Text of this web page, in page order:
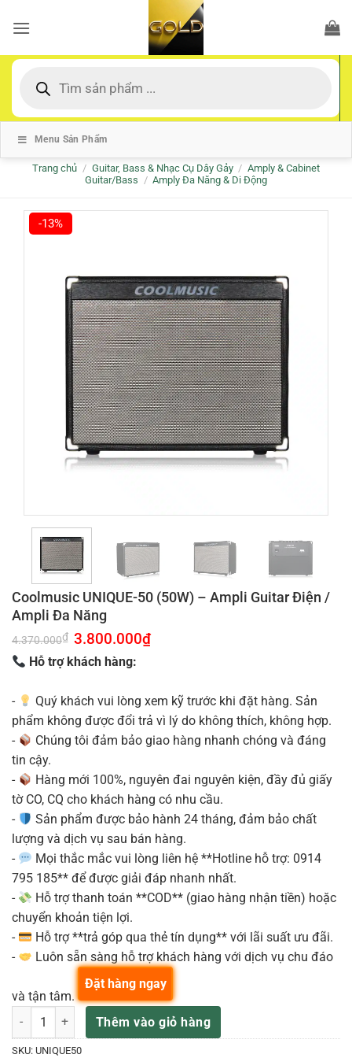
qua
dung
kiếm
Menu Sản Phẩm
Trang chủ / Guitar, Bass & Nhạc Cụ Dây Gảy / Amply & Cabinet
Guitar/Bass / Amply Đa Năng & Di Động
-13%
Coolmusic UNIQUE-50 (50W) – Ampli Guitar Điện /
Ampli Đa Năng
4.370.000₫ Giá
gốc
là:
4.370.000₫.
3.800.000₫Giá
Hỗ trợ khách hàng:
-
Quý khách vui lòng xem kỹ trước khi đặt hàng. Sản
phẩm không được đổi trả vì lý do không thích, không hợp.
-
Chúng tôi đảm bảo giao hàng nhanh chóng và đáng
tin cậy.
-
Hàng mới 100%, nguyên đai nguyên kiện, đầy đủ giấy
tờ CO, CQ cho khách hàng có nhu cầu.
-
Sản phẩm được bảo hành 24 tháng, đảm bảo chất
lượng và dịch vụ sau bán hàng.
-
Mọi thắc mắc vui lòng liên hệ **Hotline hỗ trợ: 0914
795 185** để được giải đáp nhanh nhất.
-
Hỗ trợ thanh toán **COD** (giao hàng nhận tiền) hoặc
chuyển khoản tiện lợi.
-
Hỗ trợ **trả góp qua thẻ tín dụng** với lãi suất ưu đãi.
-
Luôn sẵn sàng hỗ trợ khách hàng với dịch vụ chu đáo
và tận tâm.
Coolmusic UNIQUE-50 (50W) – Ampli Guitar Điện / Ampli Đa Năng
Thêm vào giỏ hàng
Đặt hàng ngay
SKU: UNIQUE50